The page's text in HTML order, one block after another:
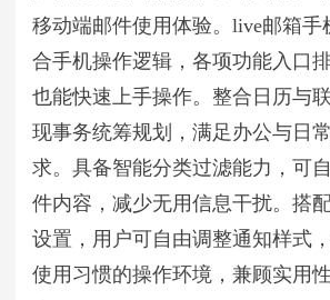
移动端邮件使用体验。live邮箱手
合手机操作逻辑，各项功能入口
也能快速上手操作。整合日历与
现事务统筹规划，满足办公与日
求。具备智能分类过滤能力，可
件内容，减少无用信息干扰。搭
设置，用户可自由调整通知样式
使用习惯的操作环境，兼顾实用